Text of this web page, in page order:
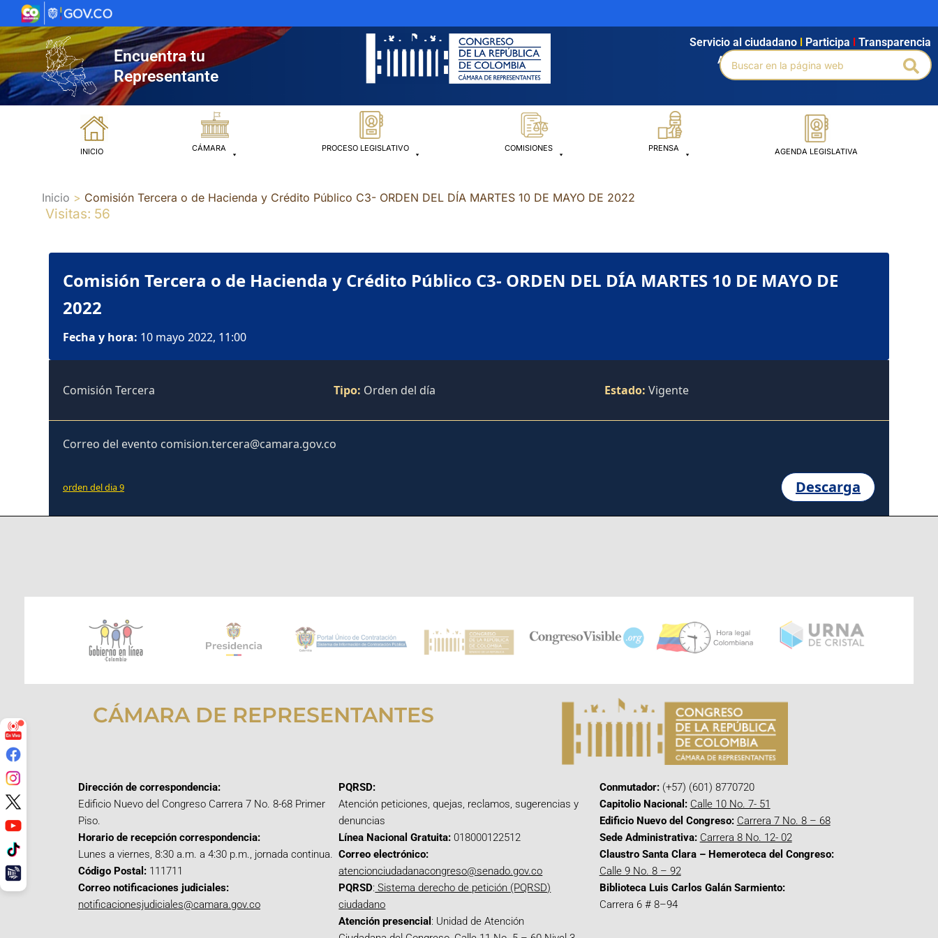
al
contenido
Encuentra tu
Representante
Agendamiento Intranet Búsqueda avanzada
Servicio al ciudadano Participa Transparencia
Buscar
por:
INICIO CÁMARA PROCESO LEGISLATIVO COMISIONES PRENSA AGENDA LEGISLATIVA
Inicio Comisión Tercera o de Hacienda y Crédito Público C3- ORDEN DEL DÍA MARTES 10 DE MAYO DE 2022
Visitas: 56
Comisión Tercera o de Hacienda y Crédito Público C3- ORDEN DEL DÍA MARTES 10 DE MAYO DE
2022
Fecha y hora: 10 mayo 2022, 11:00
Comisión Tercera Tipo: Orden del día Estado: Vigente
Correo del evento comision.tercera@camara.gov.co
orden del dia 9 Descarga
CÁMARA DE REPRESENTANTES
Dirección de correspondencia:
Edificio Nuevo del Congreso Carrera 7 No. 8-68 Primer
Piso.
Horario de recepción correspondencia:
Lunes a viernes, 8:30 a.m. a 4:30 p.m., jornada continua.
Código Postal: 111711
Correo notificaciones judiciales:
notificacionesjudiciales@camara.gov.co
PQRSD:
Atención peticiones, quejas, reclamos, sugerencias y
denuncias
Línea Nacional Gratuita: 018000122512
Correo electrónico:
atencionciudadanacongreso@senado.gov.co
PQRSD: Sistema derecho de petición (PQRSD)
ciudadano
Atención presencial : Unidad de Atención
Conmutador:(+57) (601) 8770720
Capitolio Nacional: Calle 10 No. 7- 51
Edificio Nuevo del Congreso: Carrera 7 No. 8 – 68
Sede Administrativa: Carrera 8 No. 12- 02
Claustro Santa Clara – Hemeroteca del Congreso:
Calle 9 No. 8 – 92
Biblioteca Luis Carlos Galán Sarmiento:
Carrera 6 # 8–94